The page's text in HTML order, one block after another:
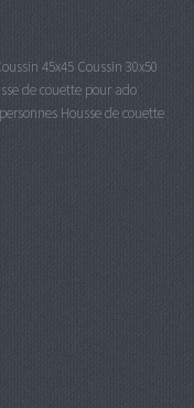
45x45Coussin 30x50
de couette pour ado
Housse de couette